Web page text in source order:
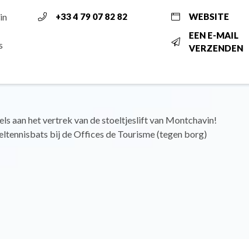
+33 4 79 07 82 82
WEBSITE
EEN E-MAIL
VERZENDEN
aan het vertrek van de stoeltjeslift van Montchavin!
bij de Offices de Tourisme (tegen borg)